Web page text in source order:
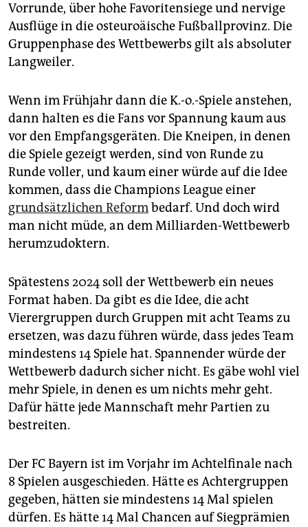
Vorrunde, über hohe Favoritensiege und nervige
Ausflüge in die osteuroäische Fußballprovinz. Die
Gruppenphase des Wettbewerbs gilt als absoluter
Langweiler.
Wenn im Frühjahr dann die K.-o.-Spiele anstehen,
dann halten es die Fans vor Spannung kaum aus
vor den Empfangsgeräten. Die Kneipen, in denen
die Spiele gezeigt werden, sind von Runde zu
Runde voller, und kaum einer würde auf die Idee
kommen, dass die Champions League einer
grundsätzlichen Reformbedarf. Und doch wird
man nicht müde, an dem Milliarden-Wettbewerb
herumzudoktern.
Spätestens 2024 soll der Wettbewerb ein neues
Format haben. Da gibt es die Idee, die acht
Vierergruppen durch Gruppen mit acht Teams zu
ersetzen, was dazu führen würde, dass jedes Team
mindestens 14 Spiele hat. Spannender würde der
Wettbewerb dadurch sicher nicht. Es gäbe wohl viel
mehr Spiele, in denen es um nichts mehr geht.
Dafür hätte jede Mannschaft mehr Partien zu
bestreiten.
Der FC Bayern ist im Vorjahr im Achtelfinale nach
8 Spielen ausgeschieden. Hätte es Achtergruppen
gegeben, hätten sie mindestens 14 Mal spielen
dürfen. Es hätte 14 Mal Chancen auf Siegprämien